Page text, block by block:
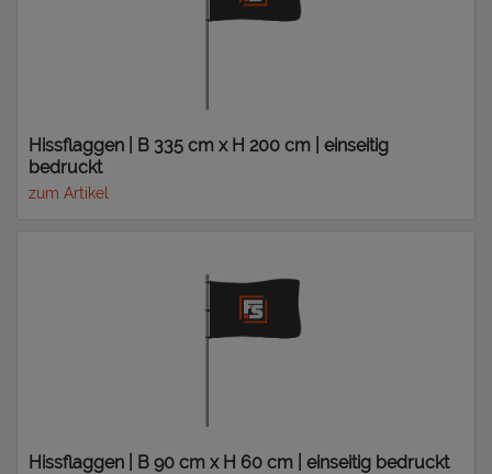
Hissflaggen | B 335 cm x H 200 cm | einseitig
bedruckt
zum Artikel
Hissflaggen | B 90 cm x H 60 cm | einseitig bedruckt